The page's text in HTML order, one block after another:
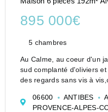
895 000€
5 chambres
Au Calme, au coeur d'un
sud complanté d'oliviers
des regards sans vis à
volumes généreux et une
06600 ANTIBES
PROVENCE-ALPES-